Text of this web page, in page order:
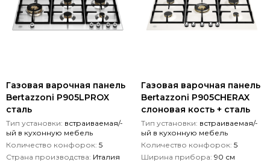
Газовая варочная панель
Bertazzoni P905LPROX
сталь
Тип установки: встраиваемая/-
ый в кухонную мебель
Количество конфорок: 5
Страна производства: Италия
Газовая варочная панель
Bertazzoni P905CHERAX
слоновая кость + сталь
Тип установки: встраиваемая/-
ый в кухонную мебель
Количество конфорок: 5
Ширина прибора: 90 см